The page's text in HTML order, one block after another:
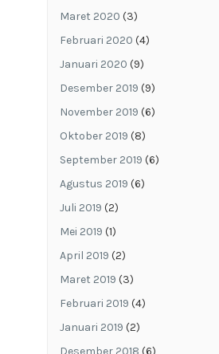
Maret 2020 (3)
Februari 2020 (4)
Januari 2020 (9)
Desember 2019 (9)
November 2019 (6)
Oktober 2019 (8)
September 2019 (6)
Agustus 2019 (6)
Juli 2019 (2)
Mei 2019 (1)
April 2019 (2)
Maret 2019 (3)
Februari 2019 (4)
Januari 2019 (2)
Desember 2018 (6)